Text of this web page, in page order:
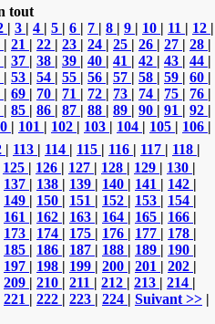
tout
| 3 | 4 | 5 | 6 | 7 | 8 | 9 | 10 | 11 | 12 |
| 21 | 22 | 23 | 24 | 25 | 26 | 27 | 28 |
| 37 | 38 | 39 | 40 | 41 | 42 | 43 | 44 |
| 53 | 54 | 55 | 56 | 57 | 58 | 59 | 60 |
| 69 | 70 | 71 | 72 | 73 | 74 | 75 | 76 |
| 85 | 86 | 87 | 88 | 89 | 90 | 91 | 92 |
| 101 | 102 | 103 | 104 | 105 | 106 |
| 113 | 114 | 115 | 116 | 117 | 118 |
125 | 126 | 127 | 128 | 129 | 130 |
137 | 138 | 139 | 140 | 141 | 142 |
149 | 150 | 151 | 152 | 153 | 154 |
161 | 162 | 163 | 164 | 165 | 166 |
173 | 174 | 175 | 176 | 177 | 178 |
185 | 186 | 187 | 188 | 189 | 190 |
197 | 198 | 199 | 200 | 201 | 202 |
209 | 210 | 211 | 212 | 213 | 214 |
221 | 222 | 223 | 224 | Suivant >> |